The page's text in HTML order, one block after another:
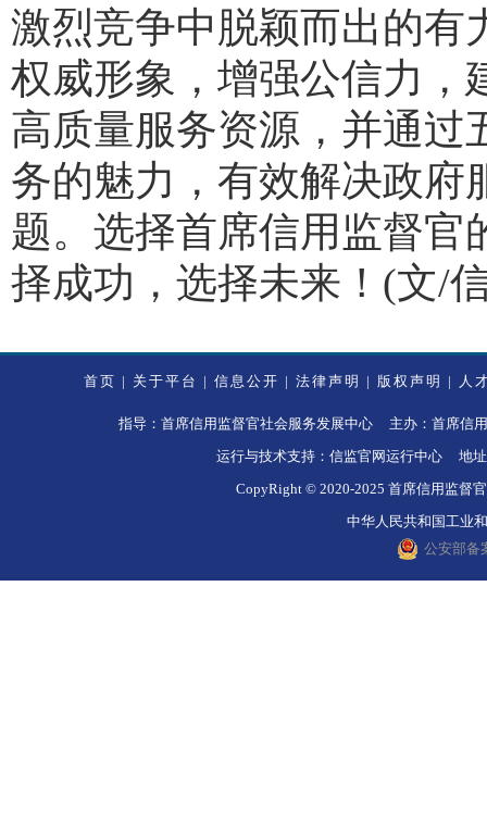
激烈竞争中脱颖而出的有
权威形象，增强公信力，
高质量服务资源，并通过
务的魅力，有效解决政府
题。选择首席信用监督官
择成功，选择未来！(文/
首页 | 关于平台 | 信息公开 | 法律声明 | 版权声明 | 人
指导：首席信用监督官社会服务发展中心 主办：首席信
运行与技术支持：信监官网运行中心 地
CopyRight © 2020-2025 首席信用监督
中华人民共和国工业
公安部备